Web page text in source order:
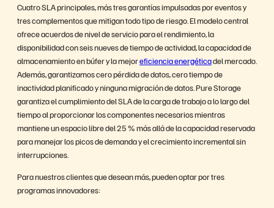
Cuatro SLA principales, más tres garantías impulsadas por eventos y
tres complementos que mitigan todo tipo de riesgo. El modelo central
ofrece acuerdos de nivel de servicio para el rendimiento, la
disponibilidad con seis nueves de tiempo de actividad, la capacidad de
almacenamiento en búfer y la mejoreficiencia energéticadel mercado.
Además, garantizamos cero pérdida de datos, cero tiempo de
inactividad planificado y ninguna migración de datos. Pure Storage
garantiza el cumplimiento del SLA de la carga de trabajo a lo largo del
tiempo al proporcionar los componentes necesarios mientras
mantiene un espacio libre del 25 % más allá de la capacidad reservada
para manejar los picos de demanda y el crecimiento incremental sin
interrupciones.
Para nuestros clientes que desean más, pueden optar por tres
programas innovadores: